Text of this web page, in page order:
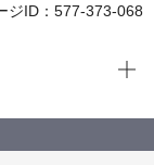
ジID：577-373-068
のコラボ商品
を守るため、救
現在